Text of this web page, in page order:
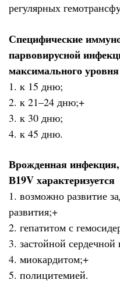
регулярных
Специфические
парвовирусной
максимального уровня
1. к 15 дню;
2. к 21–24 дню;+
3. к 30 дню;
4. к 45 дню.
Врожденная
В19V характеризуется
1. возможно развитие
развития;+
2. гепатитом с
3. застойной
4. миокардитом;+
5. полицитемией.